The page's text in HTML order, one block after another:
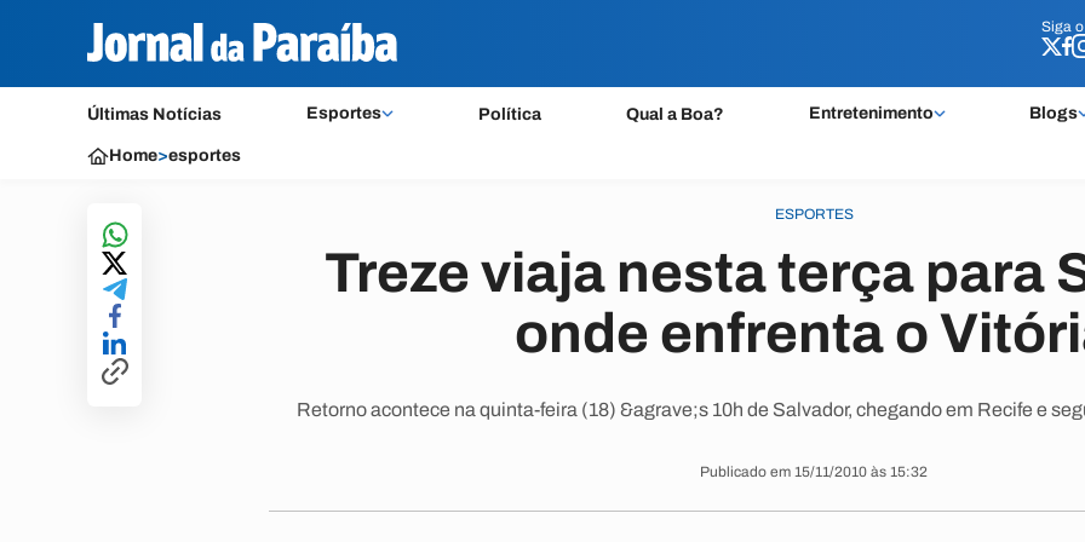
Siga o
Últimas Notícias Esportes Política Qual a Boa? Entretenimento Blogs
Siga o
Home>esportes
ESPORTES
Treze viaja nesta terça para
onde enfrenta o
Retorno acontece na quinta-feira (18) &agrave;s 10h de Salvador, chegando em Recife e
Publicado em 15/11/2010 às 15:32